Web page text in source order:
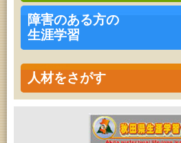
障害のある方の
生涯学習
人材をさがす